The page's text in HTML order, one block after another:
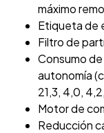
máximo
Etiqueta de
Filtro de
Consumo
autonomía
21,3, 4,0,
Motor de
Reducción